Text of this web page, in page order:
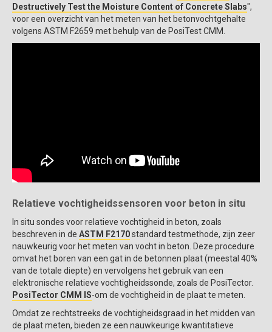
Destructively Test the Moisture Content of Concrete Slabs",
voor een overzicht van het meten van het betonvochtgehalte
volgens ASTM F2659 met behulp van de PosiTest CMM.
Relatieve vochtigheidssensoren voor beton in situ
In situ sondes voor relatieve vochtigheid in beton, zoals
beschreven in de ASTM F2170standard testmethode, zijn zeer
nauwkeurig voor het meten van vocht in beton. Deze procedure
omvat het boren van een gat in de betonnen plaat (meestal 40%
van de totale diepte) en vervolgens het gebruik van een
elektronische relatieve vochtigheidssonde, zoals de PosiTector.
PosiTector CMM IS-om de vochtigheid in de plaat te meten.
Omdat ze rechtstreeks de vochtigheidsgraad in het midden van
de plaat meten, bieden ze een nauwkeurige kwantitatieve